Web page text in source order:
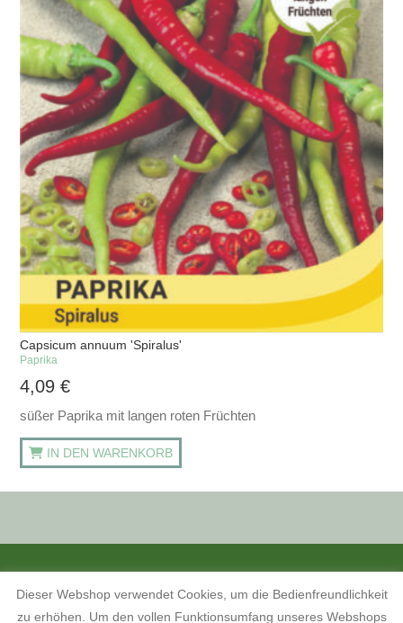
Capsicum annuum 'Spiralus'
Paprika
4,09€
süßer Paprika mit langen roten Früchten
IN DEN WARENKORB
KONTAKT, ÖFFNUNGSZEITEN UND ANFAHRTSBESCHREIBUNG
Dieser Webshop verwendet Cookies, um die Bedienfreundlichkeit
zu erhöhen. Um den vollen Funktionsumfang unseres Webshops